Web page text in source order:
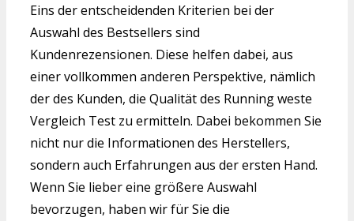
Eins der entscheidenden Kriterien bei der
Auswahl des Bestsellers sind
Kundenrezensionen. Diese helfen dabei, aus
einer vollkommen anderen Perspektive, nämlich
der des Kunden, die Qualität des Running weste
Vergleich Test zu ermitteln. Dabei bekommen Sie
nicht nur die Informationen des Herstellers,
sondern auch Erfahrungen aus der ersten Hand.
Wenn Sie lieber eine größere Auswahl
bevorzugen, haben wir für Sie die